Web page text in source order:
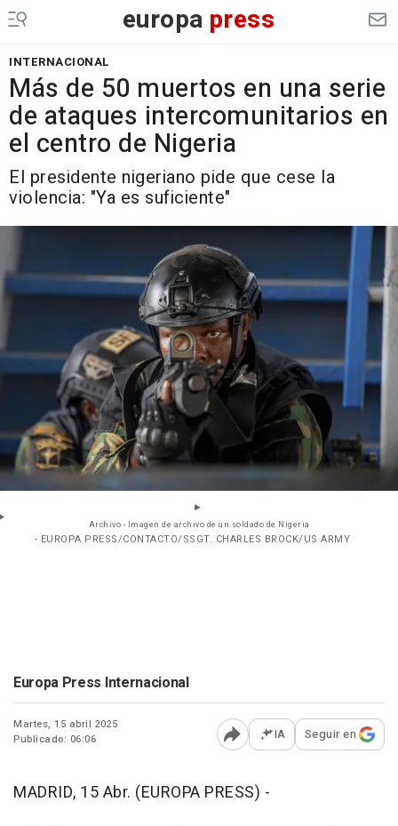
europa press
INTERNACIONAL
Más de 50 muertos en una serie
de ataques intercomunitarios en
el centro de Nigeria
El presidente nigeriano pide que cese la
violencia: "Ya es suficiente"
Archivo - Imagen de archivo de un soldado de Nigeria
- EUROPA PRESS/CONTACTO/SSGT. CHARLES BROCK/US ARMY
Europa Press Internacional
Martes, 15 abril 2025
Publicado: 06:06
Abrir opciones para
IA Seguir en
MADRID, 15 Abr. (EUROPA PRESS) -